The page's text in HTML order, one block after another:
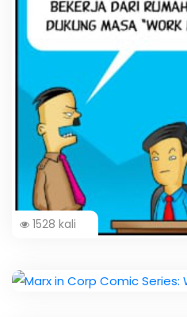
1528 kali